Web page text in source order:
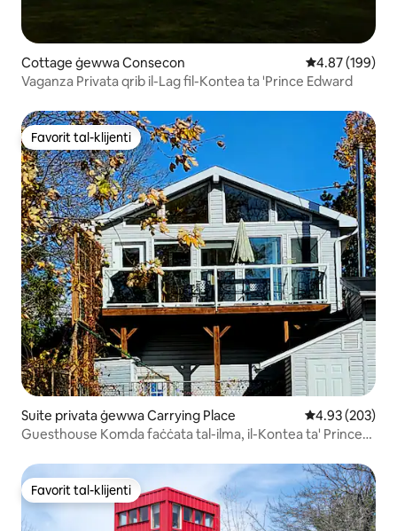
Cottage ġewwa Consecon Rating medju
4.87 (199)
Vaganza Privata qrib il-Lag fil-Kontea ta 'Prince Edward
Favorit tal-klijenti
Favorit tal-klijenti
Suite privata ġewwa Carrying Place Rating medju
4.93 (203)
Guesthouse Komda faċċata tal-ilma, il-Kontea ta' Prince
Favorit tal-klijenti
Favorit tal-klijenti